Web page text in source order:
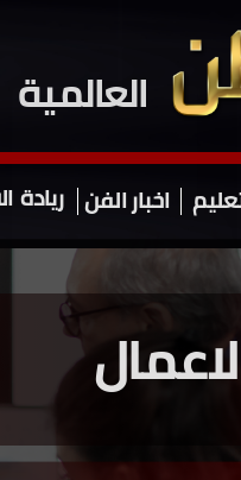
العالمية
ريادة اخبار الفن